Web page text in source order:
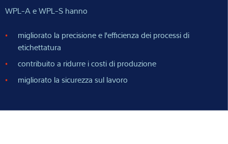
WPL-A e WPL-S hanno
migliorato la precisione e l'efficienza dei processi di
etichettatura
contribuito a ridurre i costi di produzione
migliorato la sicurezza sul lavoro